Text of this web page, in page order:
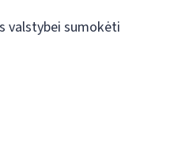
valstybei sumokėti